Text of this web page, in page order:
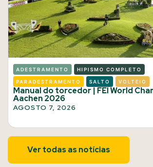
ADESTRAMENTO HIPISMO COMPLETO
PARADESTRAMENTO SALTO VOLTEIO
Manual do torcedor | FEI World
Aachen 2026
AGOSTO 7, 2026
Ver todas as notícias